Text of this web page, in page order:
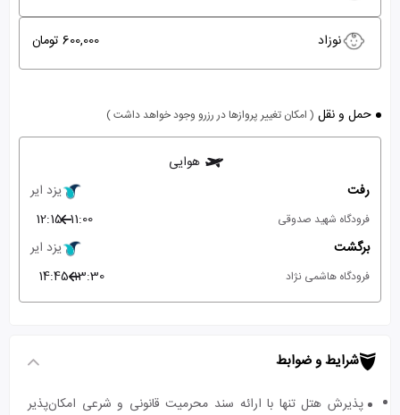
نوزاد 600,000 تومان
حمل و نقل ( امکان تغییر پروازها در رزرو وجود خواهد داشت )
هوایی
رفت
یزد ایر
فرودگاه شهید صدوقی 11:00
12:15
برگشت
یزد ایر
فرودگاه هاشمی نژاد 13:30
14:45
شرایط و ضوابط
پذیرش هتل تنها با ارائه سند محرمیت قانونی و شرعی امکان‌پذیر